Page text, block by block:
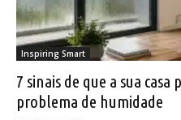
Inspiring Smart
7 sinais de que a sua
problema de humidade